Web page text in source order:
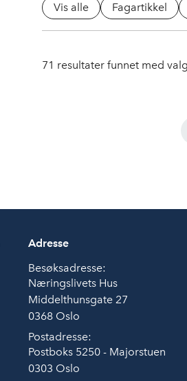
Vis alle Fagartikkel
71 resultater funnet med
Adresse
Besøksadresse:
Næringslivets Hus
Middelthunsgate 27
0368 Oslo
Postadresse:
Postboks 5250 - Majorstuen
0303 Oslo